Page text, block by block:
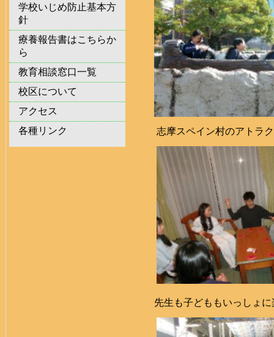
学校いじめ防止基本方
針
療養報告書はこちらか
ら
教育相談窓口一覧
校区について
アクセス
各種リンク
志摩スペイン村のアトラ
先生も子どももいっしょ